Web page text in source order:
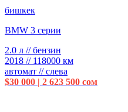
бишкек
BMW 3 серии
2.0 л // бензин
2018 // 118000 км
автомат // слева
$30 000 | 2 623 500 сом